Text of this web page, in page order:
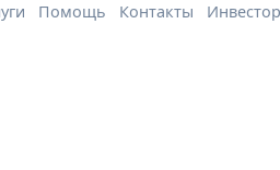
Помощь Контакты